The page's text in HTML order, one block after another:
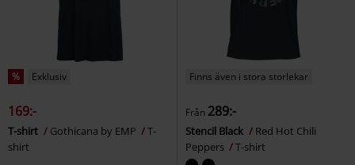
% Exklusiv
169:-
T-shirt Gothicana by EMP
T-
shirt
Finns även i stora storlekar
Från 289:-
Stencil Black
Red Hot Chili
Peppers
T-shirt